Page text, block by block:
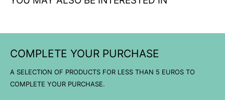
COMPLETE YOUR PURCHASE
A SELECTION OF PRODUCTS FOR LESS THAN 5 EUROS TO
COMPLETE YOUR PURCHASE.